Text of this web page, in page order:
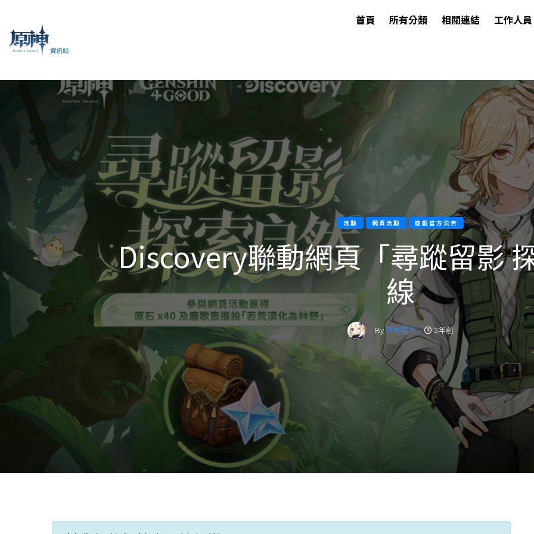
首頁 所有分類 相關連結 工作人員
活動 網頁活動 遊戲官方公告
Discovery聯動網頁「尋蹤留影
線
By原神官方- 2年前